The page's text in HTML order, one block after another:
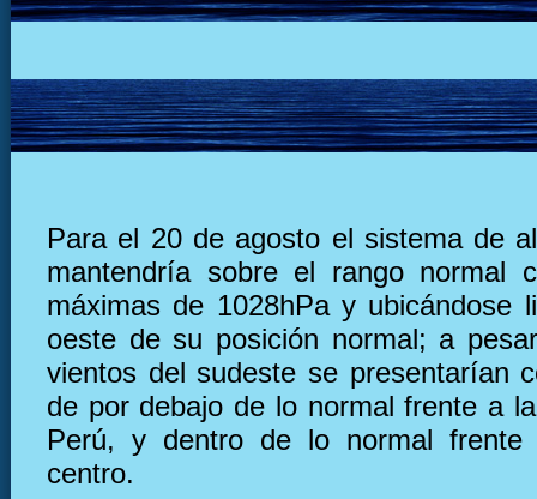
Para el 20 de agosto el sistema de
mantendría sobre el rango normal
máximas de 1028hPa y ubicándose
oeste de su posición normal; a
vientos del sudeste se presentarían
de por debajo de lo normal frente a
Perú, y dentro de lo normal
centro.